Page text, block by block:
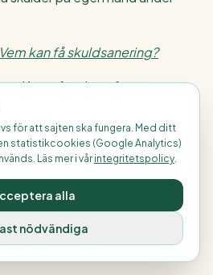
kan få skuldsanering?
av Kronofogden efter en
något man automatiskt får.
om skuldsanering
med mycket svåra
bör hanteras med stöd från
budget- och
för att sajten ska fungera. Med ditt
statistikcookies (Google Analytics)
Läs mer i vår integritetspolicy.
alla
nödvändiga